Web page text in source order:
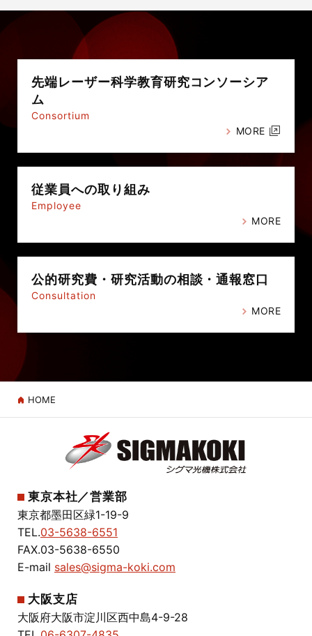
先端レーザー科学教育研究コンソーシア
ム
Consortium
MORE
従業員への取り組み
Employee
MORE
公的研究費・ 研究活動の相談・通報窓口
Consultation
MORE
HOME
東京本社／営業部
東京都墨田区緑1-19-9
TEL.03-5638-6551
FAX.03-5638-6550
E-mail sales@sigma-koki.com
大阪支店
大阪府大阪市淀川区西中島4-9-28